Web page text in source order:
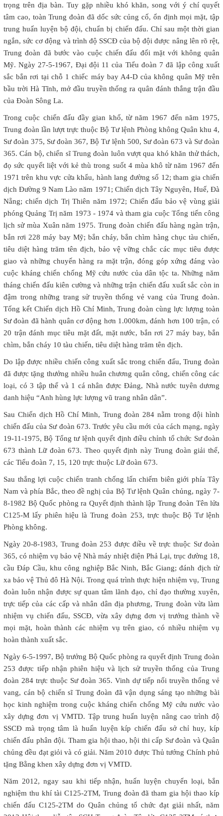
trọng trên địa bàn. Tuy gặp nhiều khó khăn, song với ý chí quyết
tâm cao, toàn Trung đoàn đã dốc sức củng cố, ổn định mọi mặt, tập
trung huấn luyện bộ đội, chuẩn bị chiến đấu. Chỉ sau một thời gian
ngắn, sức cơ động và trình độ SSCĐ của bộ đội được nâng lên rõ rệt,
Trung đoàn đã bước vào cuộc chiến đấu đối mặt với không quân
Mỹ. Ngày 27-5-1967, Đại đội 11 của Tiểu đoàn 7 đã lập công xuất
sắc bắn rơi tại chỗ 1 chiếc máy bay A4-D của không quân Mỹ trên
bầu trời Hà Tĩnh, mở đầu truyền thống ra quân đánh thắng trận đầu
của Đoàn Sông La.
Trong cuộc chiến đấu đầy gian khổ, từ năm 1967 đến năm 1975,
Trung đoàn lần lượt trực thuộc Bộ Tư lệnh Phòng không Quân khu 4,
Sư đoàn 375, Sư đoàn 367, Bộ Tư lệnh 500, Sư đoàn 673 và Sư đoàn
365. Cán bộ, chiến sĩ Trung đoàn luôn vượt qua khó khăn thử thách,
đọ sức quyết liệt với kẻ thù trong suốt 4 mùa khô từ năm 1967 đến
1971 trên khu vực cửa khẩu, hành lang đường số 12; tham gia chiến
dịch Đường 9 Nam Lào năm 1971; Chiến dịch Tây Nguyên, Huế, Đà
Nẵng; chiến dịch Trị Thiên năm 1972; Chiến đấu bảo vệ vùng giải
phóng Quảng Trị năm 1973 - 1974 và tham gia cuộc Tổng tiến công
lịch sử mùa Xuân năm 1975. Trung đoàn chiến đấu hàng ngàn trận,
bắn rơi 228 máy bay Mỹ; bắn cháy, bắn chìm hàng chục tàu chiến,
tiêu diệt hàng trăm tên địch, bảo vệ vững chắc các mục tiêu được
giao và những chuyến hàng ra mặt trận, đóng góp xứng đáng vào
cuộc kháng chiến chống Mỹ cứu nước của dân tộc ta. Những năm
tháng chiến đấu kiên cường và những trận chiến đấu xuất sắc còn in
đậm trong những trang sử truyền thống vẻ vang của Trung đoàn.
Tổng kết Chiến dịch Hồ Chí Minh, Trung đoàn cùng lực lượng toàn
Sư đoàn đã hành quân cơ động hơn 1.000km, đánh hơn 100 trận, có
20 trận đánh mục tiêu mặt đất, mặt nước, bắn rơi 27 máy bay, bắn
chìm, bắn cháy 10 tàu chiến, tiêu diệt hàng trăm tên địch.
Do lập được nhiều chiến công xuất sắc trong chiến đấu, Trung đoàn
đã được tặng thưởng nhiều huân chương quân công, chiến công các
loại, có 3 tập thể và 1 cá nhân được Đảng, Nhà nước tuyên dương
danh hiệu “Anh hùng lực lượng vũ trang nhân dân”.
Sau Chiến dịch Hồ Chí Minh, Trung đoàn 284 nằm trong đội hình
chiến đấu của Sư đoàn 673. Trước yêu cầu mới của cách mạng, ngày
19-11-1975, Bộ Tổng tư lệnh quyết định điều chỉnh tổ chức Sư đoàn
673 thành Lữ đoàn 673. Theo quyết định này Trung đoàn giải thể,
các Tiểu đoàn 7, 15, 120 trực thuộc Lữ đoàn 673.
Sau thắng lợi cuộc chiến tranh chống lấn chiếm biên giới phía Tây
Nam và phía Bắc, theo đề nghị của Bộ Tư lệnh Quân chủng, ngày 7-
8-1982 Bộ Quốc phòng ra Quyết định thành lập Trung đoàn Tên lửa
C125-M lấy phiên hiệu là Trung đoàn 253, trực thuộc Bộ Tư lệnh
Phòng không.
Ngày 20-8-1983, Trung đoàn 253 được điều về trực thuộc Sư đoàn
365, có nhiệm vụ bảo vệ Nhà máy nhiệt điện Phả Lại, trục đường 18,
cầu Đáp Cầu, khu công nghiệp Bắc Ninh, Bắc Giang; đánh địch từ
xa bảo vệ Thủ đô Hà Nội. Trong quá trình thực hiện nhiệm vụ, Trung
đoàn luôn nhận được sự quan tâm lãnh đạo, chỉ đạo thường xuyên,
trực tiếp của các cấp và nhân dân địa phương, Trung đoàn vừa làm
nhiệm vụ chiến đấu, SSCĐ, vừa xây dựng đơn vị trưởng thành về
mọi mặt, hoàn thành các nhiệm vụ trên giao, có nhiều nhiệm vụ
hoàn thành xuất sắc.
Ngày 6-5-1997, Bộ trưởng Bộ Quốc phòng ra quyết định Trung đoàn
253 được tiếp nhận phiên hiệu và lịch sử truyền thống của Trung
đoàn 284 trực thuộc Sư đoàn 365. Vinh dự tiếp nối truyền thống vẻ
vang, cán bộ chiến sĩ Trung đoàn đã vận dụng sáng tạo những bài
học kinh nghiệm trong cuộc kháng chiến chống Mỹ cứu nước vào
xây dựng đơn vị VMTD. Tập trung huấn luyện nâng cao trình độ
SSCĐ mà trọng tâm là huấn luyện kíp chiến đấu sở chỉ huy, kíp
chiến đấu phân đội. Tham gia hội thao, hội thi cấp Sư đoàn và Quân
chủng đều đạt giỏi và có giải. Năm 2010 được Thủ tướng Chính phủ
tặng Bằng khen xây dựng đơn vị VMTD.
Năm 2012, ngay sau khi tiếp nhận, huấn luyện chuyển loại, bắn
nghiệm thu khí tài C125-2TM, Trung đoàn đã tham gia hội thao kíp
chiến đấu C125-2TM do Quân chủng tổ chức đạt giải nhất, năm